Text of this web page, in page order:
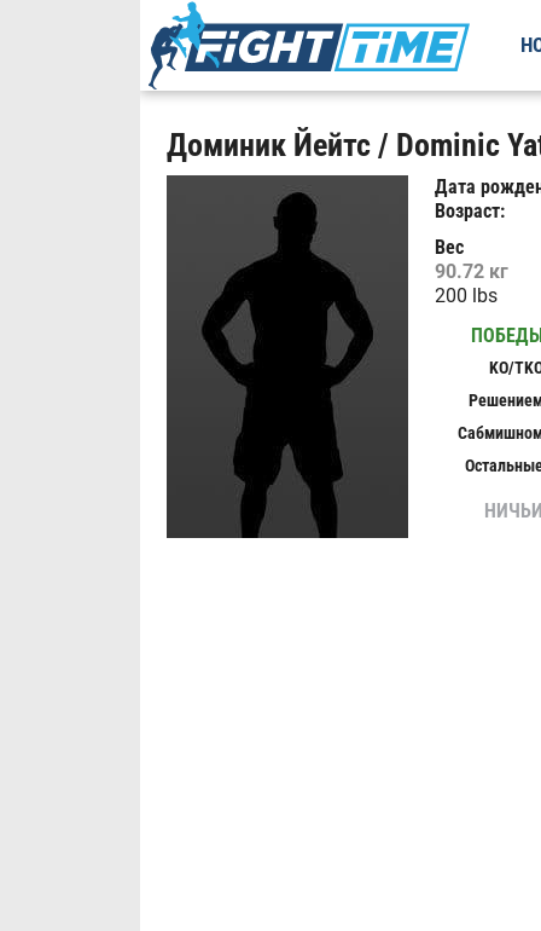
Доминик Йейтс / Dominic
Дата
Возраст:
Вес
90.72 кг
200 lbs
KO/
НИЧЬИ